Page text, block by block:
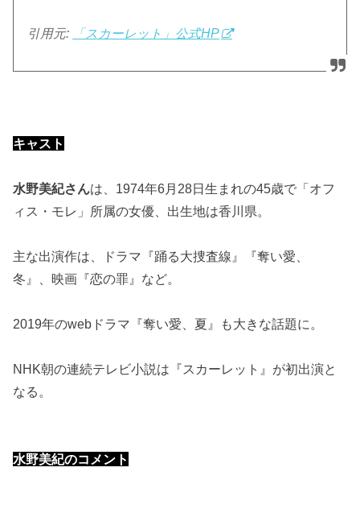
引用元: 「スカーレット」公式HP
キャスト
水野美紀さんは、1974年6月28日生まれの45歳で「オフ
ィス・モレ」所属の女優、出生地は香川県。
主な出演作は、ドラマ『踊る大捜査線』『奪い愛、
冬』、映画『恋の罪』など。
2019年のwebドラマ『奪い愛、夏』も大きな話題に。
NHK朝の連続テレビ小説は『スカーレット』が初出演と
なる。
水野美紀のコメント